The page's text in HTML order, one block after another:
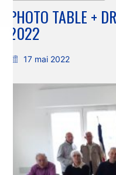
PHOTO TABLE +
2022
17 mai 2022